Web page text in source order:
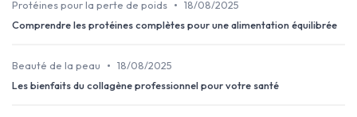
Protéines pour la perte de poids • 18/08/2025
Comprendre les protéines complètes pour une alimentation équilibrée
Beauté de la peau • 18/08/2025
Les bienfaits du collagène professionnel pour votre santé